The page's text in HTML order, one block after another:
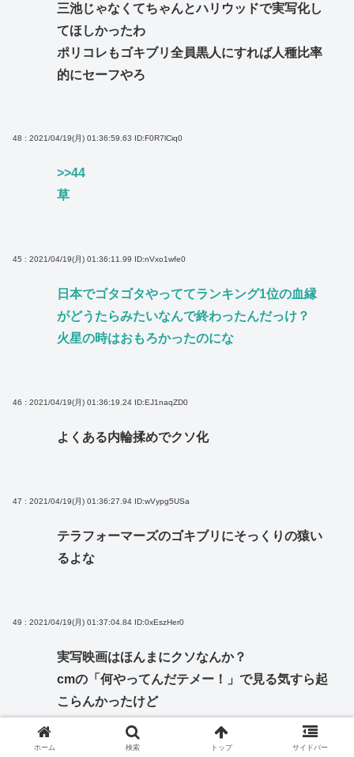
三池じゃなくてちゃんとハリウッドで実写化し
てほしかったわ
ポリコレもゴキブリ全員黒人にすれば人種比率
的にセーフやろ
48 : 2021/04/19(月) 01:36:59.63 ID:F0R7lCiq0
>>44
草
45 : 2021/04/19(月) 01:36:11.99 ID:nVxo1wfe0
日本でゴタゴタやっててランキング1位の血縁
がどうたらみたいなんで終わったんだっけ？
火星の時はおもろかったのにな
46 : 2021/04/19(月) 01:36:19.24 ID:EJ1naqZD0
よくある内輪揉めでクソ化
47 : 2021/04/19(月) 01:36:27.94 ID:wVypg5USa
テラフォーマーズのゴキブリにそっくりの猿い
るよな
49 : 2021/04/19(月) 01:37:04.84 ID:0xEszHer0
実写映画はほんまにクソなんか？
cmの「何やってんだテメー！」で見る気すら起
こらんかったけど
ホーム 検索 トップ サイドバー